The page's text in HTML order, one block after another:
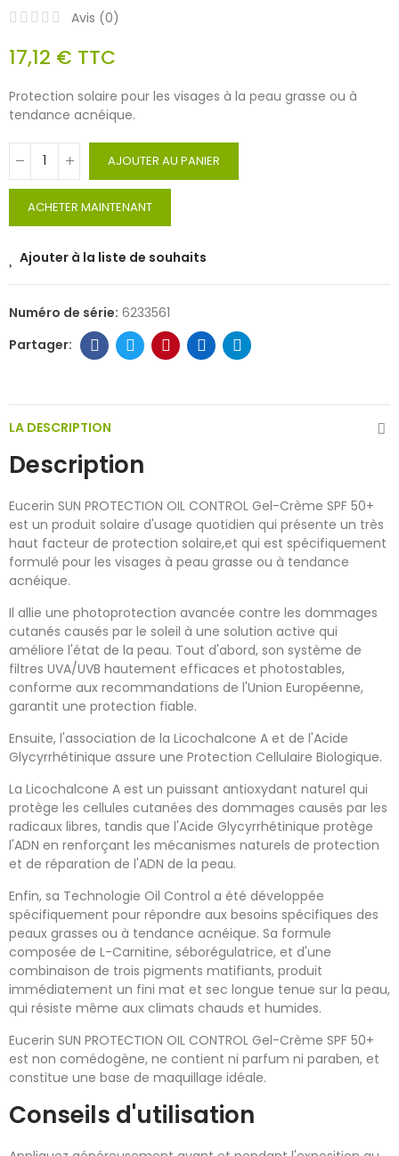
Avis (0)
17,12 € TTC
Protection solaire pour les visages à la peau grasse ou à
tendance acnéique.
AJOUTER AU PANIER
ACHETER MAINTENANT
Ajouter à la liste de souhaits
Numéro de série: 6233561
LA DESCRIPTION
Description
Eucerin SUN PROTECTION OIL CONTROL Gel-Crème SPF 50+
est un produit solaire d'usage quotidien qui présente un très
haut facteur de protection solaire,et qui est spécifiquement
formulé pour les visages à peau grasse ou à tendance
acnéique.
Il allie une photoprotection avancée contre les dommages
cutanés causés par le soleil à une solution active qui
améliore l'état de la peau. Tout d'abord, son système de
filtres UVA/UVB hautement efficaces et photostables,
conforme aux recommandations de l'Union Européenne,
garantit une protection fiable.
Ensuite, l'association de la Licochalcone A et de l'Acide
Glycyrrhétinique assure une Protection Cellulaire Biologique.
La Licochalcone A est un puissant antioxydant naturel qui
protège les cellules cutanées des dommages causés par les
radicaux libres, tandis que l'Acide Glycyrrhétinique protège
l'ADN en renforçant les mécanismes naturels de protection
et de réparation de l'ADN de la peau.
Enfin, sa Technologie Oil Control a été développée
spécifiquement pour répondre aux besoins spécifiques des
peaux grasses ou à tendance acnéique. Sa formule
composée de L-Carnitine, séborégulatrice, et d'une
combinaison de trois pigments matifiants, produit
immédiatement un fini mat et sec longue tenue sur la peau,
qui résiste même aux climats chauds et humides.
Eucerin SUN PROTECTION OIL CONTROL Gel-Crème SPF 50+
est non comédogène, ne contient ni parfum ni paraben, et
constitue une base de maquillage idéale.
Conseils d'utilisation